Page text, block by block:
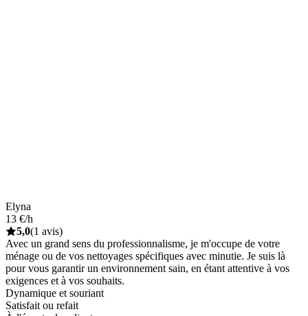
Elyna
13 €/h
5,0(1 avis)
Avec un grand sens du professionnalisme, je m'occupe de votre
ménage ou de vos nettoyages spécifiques avec minutie. Je suis là
pour vous garantir un environnement sain, en étant attentive à vos
exigences et à vos souhaits.
Dynamique et souriant
Satisfait ou refait